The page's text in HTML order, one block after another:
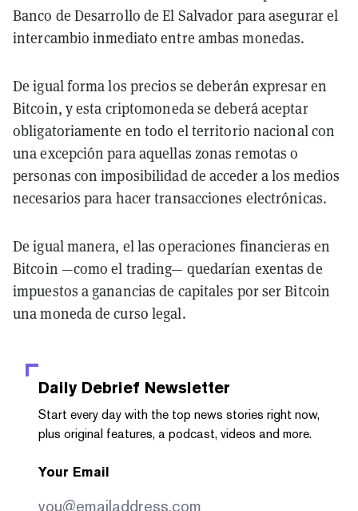
Banco de Desarrollo de El Salvador para asegurar el
intercambio inmediato entre ambas monedas.
De igual forma los precios se deberán expresar en
Bitcoin, y esta criptomoneda se deberá aceptar
obligatoriamente en todo el territorio nacional con
una excepción para aquellas zonas remotas o
personas con imposibilidad de acceder a los medios
necesarios para hacer transacciones electrónicas.
De igual manera, el las operaciones financieras en
Bitcoin —como el trading— quedarían exentas de
impuestos a ganancias de capitales por ser Bitcoin
una moneda de curso legal.
Daily Debrief Newsletter
Start every day with the top news stories right now,
plus original features, a podcast, videos and more.
Your Email